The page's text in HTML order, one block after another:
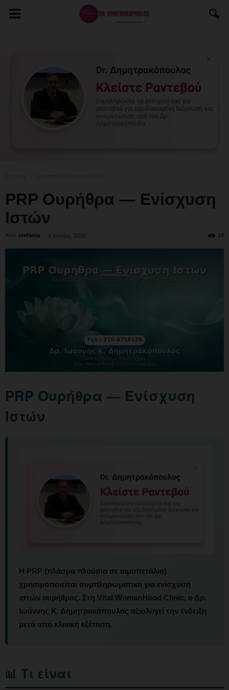
PRP Ουρήθρα — Ενίσχυση
Ιστών
Από stefania - 4 Ιουλίου, 2026 16
PRP Ουρήθρα — Ενίσχυση
Ιστών
Η PRP (πλάσμα πλούσιο σε αιμοπετάλια)
χρησιμοποιείται συμπληρωματικά για ενίσχυση
ιστών ουρήθρας. Στη Vital WomanHood Clinic, ο Δρ.
Ιωάννης Κ. Δημητρακόπουλος αξιολογεί την ένδειξη
μετά από κλινική εξέταση.
📊 Τι είναι